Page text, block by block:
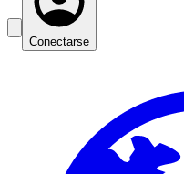
Conectarse